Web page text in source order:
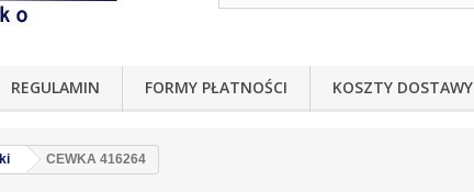
REGULAMIN FORMY PŁATNOŚCI KOSZTY DOSTAWY
CEWKA 416264